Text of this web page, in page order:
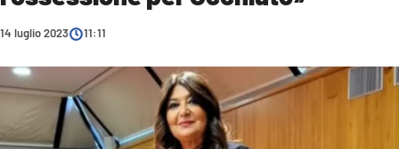
ECONOMIA E LAVORO
SANITÀ
SPORT
14 luglio 2023 11:11